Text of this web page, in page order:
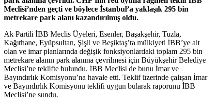
Meclisi’nden geçti ve böylece İstanbul’a yaklaşık 295 bin
metrekare park alanı kazandırılmış oldu.
Ak Partili İBB Meclis Üyeleri, Esenler, Başakşehir, Tuzla,
Kağıthane, Eyüpsultan, Şişli ve Beşiktaş’ta mülkiyeti İBB’ye ait
olan ve imar planlarında değişik fonksiyonlardaki toplam 295 bin
metrekare alanın park alanına çevrilmesi için Büyükşehir Belediye
Meclisi’ne teklifte bulundu. İBB Meclisi de bunu İmar ve
Bayındırlık Komisyonu’na havale etti. Teklif üzerinde çalışan İmar
ve Bayındırlık Komisyonu teklifi uygun bularak raporunu İBB
Meclisi’ne sundu.